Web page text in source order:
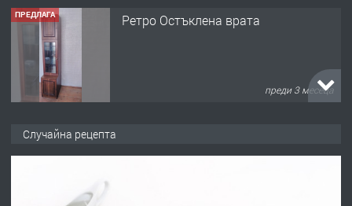
ПРЕДЛАГА Ретро Остъклена врата
преди 3 месеца
Случайна рецепта